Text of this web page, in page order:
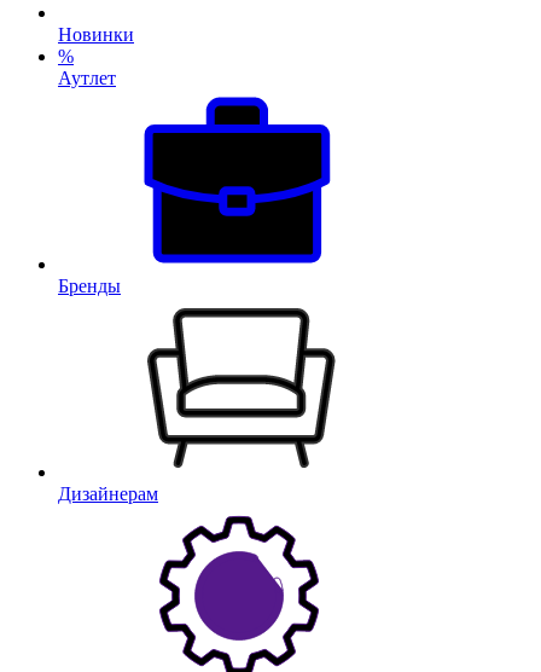
Новинки
%
Аутлет
Бренды
Дизайнерам